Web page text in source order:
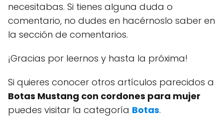
necesitabas. Si tienes alguna duda o
comentario, no dudes en hacérnoslo saber en
la sección de comentarios.
¡Gracias por leernos y hasta la próxima!
Si quieres conocer otros artículos parecidos a
Botas Mustang con cordones para mujer
puedes visitar la categoría Botas.